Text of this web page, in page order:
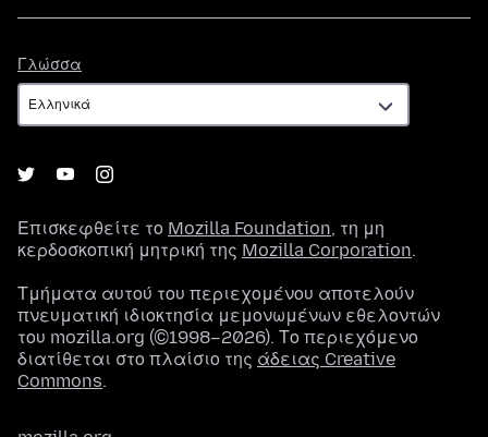
Γλώσσα
Επισκεφθείτε το Mozilla Foundation, τη μη
κερδοσκοπική μητρική της Mozilla Corporation.
Τμήματα αυτού του περιεχομένου αποτελούν
πνευματική ιδιοκτησία μεμονωμένων εθελοντών
του mozilla.org (©1998–2026). Το περιεχόμενο
διατίθεται στο πλαίσιο της άδειας Creative
Commons.